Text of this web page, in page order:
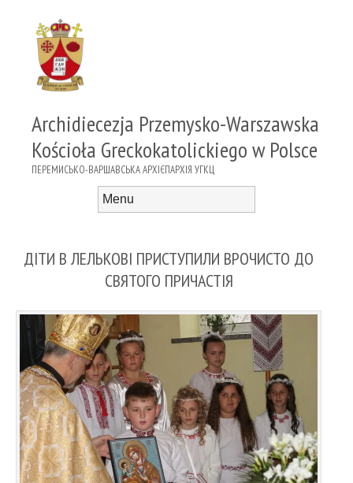
Archidiecezja Przemysko-Warszawska
Kościoła Greckokatolickiego w Polsce
ПЕРЕМИСЬКО-ВАРШАВСЬКА АРХІЄПАРХІЯ УГКЦ
ДІТИ В ЛЕЛЬКОВІ ПРИСТУПИЛИ ВРОЧИСТО ДО
СВЯТОГО ПРИЧАСТІЯ